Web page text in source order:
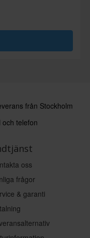
från Stockholm
telefon
oss
frågor
& garanti